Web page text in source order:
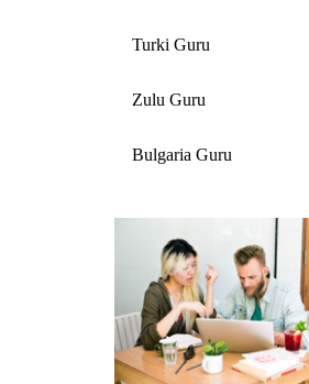
Turki Guru
Zulu Guru
Bulgaria Guru